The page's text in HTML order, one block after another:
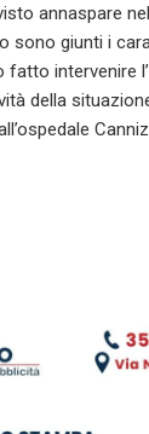
annaspare
sono giunti i
fatto intervenire
della